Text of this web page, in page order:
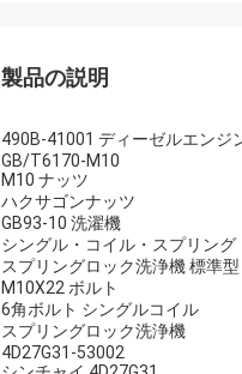
製品の説明
490B-41001 ディーゼルエンジ
GB/T6170-M10
M10 ナッツ
ハクサゴンナッツ
GB93-10 洗濯機
シングル・コイル・スプリン
スプリングロック洗浄機 標準型
M10X22 ボルト
6角ボルト シングルコイル
スプリングロック洗浄機
4D27G31-53002